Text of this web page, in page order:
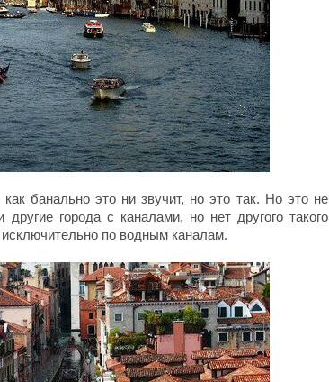
банально это ни звучит, но это так. Но это не
города с каналами, но нет другого такого
по водным каналам.